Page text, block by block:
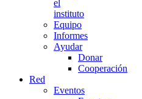
el
instituto
Equipo
Informes
Ayudar
Donar
Cooperación
Red
Eventos